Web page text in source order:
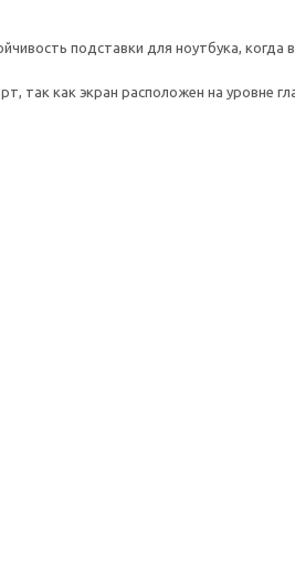
подставки для ноутбука, когда
так как экран расположен на уровне